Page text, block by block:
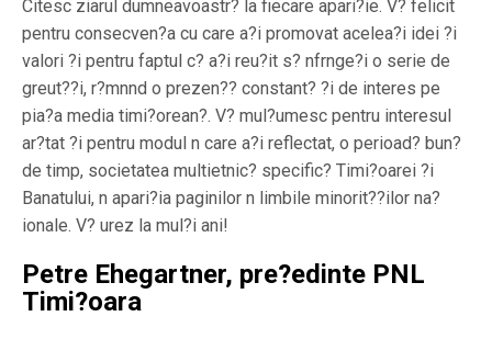
Citesc ziarul dumneavoastr? la fiecare apari?ie. V? felicit
pentru consecven?a cu care a?i promovat acelea?i idei ?i
valori ?i pentru faptul c? a?i reu?it s? nfrnge?i o serie de
greut??i, r?mnnd o prezen?? constant? ?i de interes pe
pia?a media timi?orean?. V? mul?umesc pentru interesul
ar?tat ?i pentru modul n care a?i reflectat, o perioad? bun?
de timp, societatea multietnic? specific? Timi?oarei ?i
Banatului, n apari?ia paginilor n limbile minorit??ilor na?
ionale. V? urez la mul?i ani!
Petre Ehegartner, pre?edinte PNL
Timi?oara